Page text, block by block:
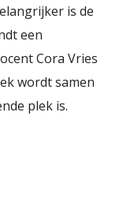
is de
een
Cora Vries
wordt samen
plek is.